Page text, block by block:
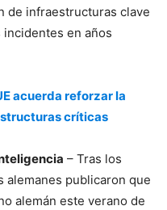
de infraestructuras clave
en años
acuerda reforzar la
críticas
– Tras los
alemanes publicaron que
alemán este verano de